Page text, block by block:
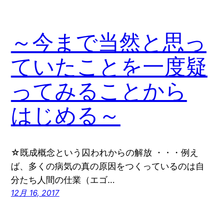
～今まで当然と思っ
ていたことを一度疑
ってみることから
はじめる～
☆既成概念という囚われからの解放 ・・・例え
ば、多くの病気の真の原因をつくっているのは自
分たち人間の仕業（エゴ…
12月 16, 2017